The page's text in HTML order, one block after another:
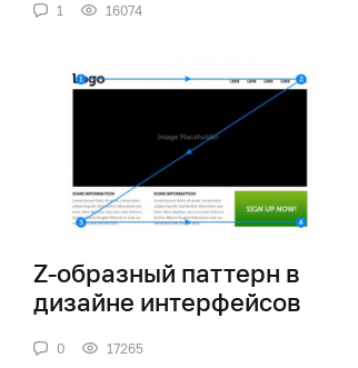
1 16074
Z-образный паттерн в
дизайне интерфейсов
0 17265